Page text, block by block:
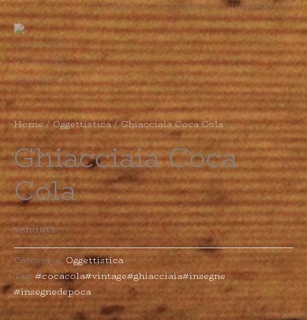
Home/Oggettistica/ Ghiacciaia Coca Cola
Ghiacciaia Coca
Cola
venduta
Categoria: Oggettistica
Tag: #cocacola#vintage#ghiacciaia#insegne
#insegnedepoca